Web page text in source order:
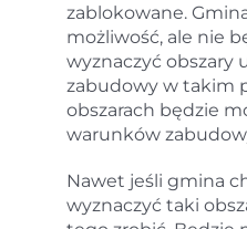
zablokowane.
możliwość, ale nie
wyznaczyć obszary
zabudowy w takim
obszarach będzie
warunków
Nawet jeśli gmina
wyznaczyć taki